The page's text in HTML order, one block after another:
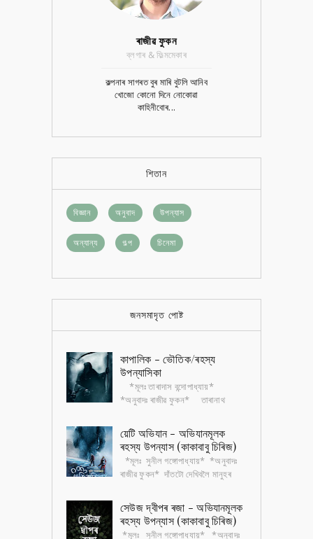
ৰাজীৱ ফুকন
ব্লগাৰ & ফিল্মমেকাৰ
কল্পনাৰ সাগৰত বুৰ মাৰি বুটলি আনিব
খোজো কোনো দিনে নোকোৱা
কাহিনীবোৰ...
শিতান
বিজ্ঞান অনুবাদ উপন্যাস
অন্যান্য গল্প চিনেমা
জনসমাদৃত পোষ্ট
কাপালিক - ভৌতিক/ৰহস্য
উপন্যাসিকা
*মূলঃ তাৰাদাস বন্দোপাধ্যায়*
*অনুবাদঃ ৰাজীৱ ফুকন* তাৰানাথ
চৰিত্ৰ। এই চৰিত্ৰটোৰ ওপৰত এখন ভৌতিক...
য়েটি অভিযান - অভিযানমূলক
ৰহস্য উপন্যাস (কাকাবাবু চিৰিজ)
*মূলঃ সুনীল গঙ্গোপাধ্যায়* *অনুবাদঃ
ৰাজীৱ ফুকন* দাঁতটো দেখিবলৈ মানুহৰ
ডাঙৰ। খুৰাদেউৰ মতে সেই দাঁতৰ গ...সেউজ দ্বীপৰ ৰজা - অভিযানমূলক
ৰহস্য উপন্যাস (কাকাবাবু চিৰিজ)
*মূলঃ সুনীল গঙ্গোপাধ্যায়* *অনুবাদঃ